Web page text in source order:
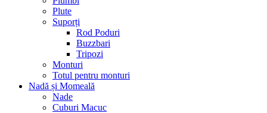
Plute
Suporți
Rod Poduri
Buzzbari
Tripozi
Monturi
Totul pentru monturi
Nadă și Momeală
Nade
Cuburi Macuc